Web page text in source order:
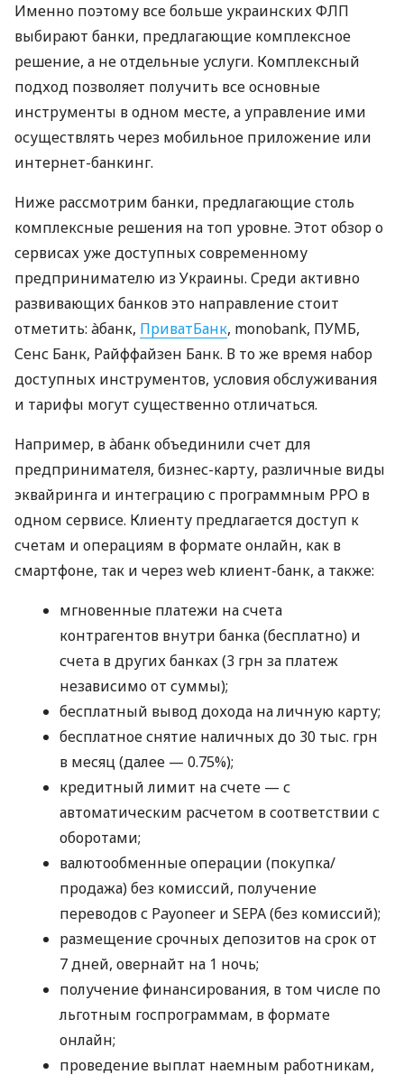
Именно поэтому все больше украинских ФЛП
выбирают банки, предлагающие комплексное
решение, а не отдельные услуги. Комплексный
подход позволяет получить все основные
инструменты в одном месте, а управление ими
осуществлять через мобильное приложение или
интернет-банкинг.
Ниже рассмотрим банки, предлагающие столь
комплексные решения на топ уровне. Этот обзор о
сервисах уже доступных современному
предпринимателю из Украины. Среди активно
развивающих банков это направление стоит
отметить: àбанк, ПриватБанк, monobank, ПУМБ,
Сенс Банк, Райффайзен Банк. В то же время набор
доступных инструментов, условия обслуживания
и тарифы могут существенно отличаться.
Например, в àбанк объединили счет для
предпринимателя, бизнес-карту, различные виды
эквайринга и интеграцию с программным РРО в
одном сервисе. Клиенту предлагается доступ к
счетам и операциям в формате онлайн, как в
смартфоне, так и через web клиент-банк, а также:
мгновенные платежи на счета
контрагентов внутри банка (бесплатно) и
счета в других банках (3 грн за платеж
независимо от суммы);
бесплатный вывод дохода на личную карту;
бесплатное снятие наличных до 30 тыс. грн
в месяц (далее — 0.75%);
кредитный лимит на счете — с
автоматическим расчетом в соответствии с
оборотами;
валютообменные операции (покупка/
продажа) без комиссий, получение
переводов с Payoneer и SEPA (без комиссий);
размещение срочных депозитов на срок от
7 дней, овернайт на 1 ночь;
получение финансирования, в том числе по
льготным госпрограммам, в формате
онлайн;
проведение выплат наемным работникам,